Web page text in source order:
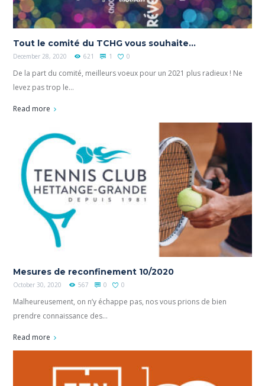
Tout le comité du TCHG vous souhaite…
December 28, 2020 621 1 0
De la part du comité, meilleurs voeux pour un 2021 plus radieux ! Ne
levez pas trop le...
Read more
Mesures de reconfinement 10/2020
October 30, 2020 567 0 0
Malheureusement, on n’y échappe pas, nos vous prions de bien
prendre connaissance des...
Read more